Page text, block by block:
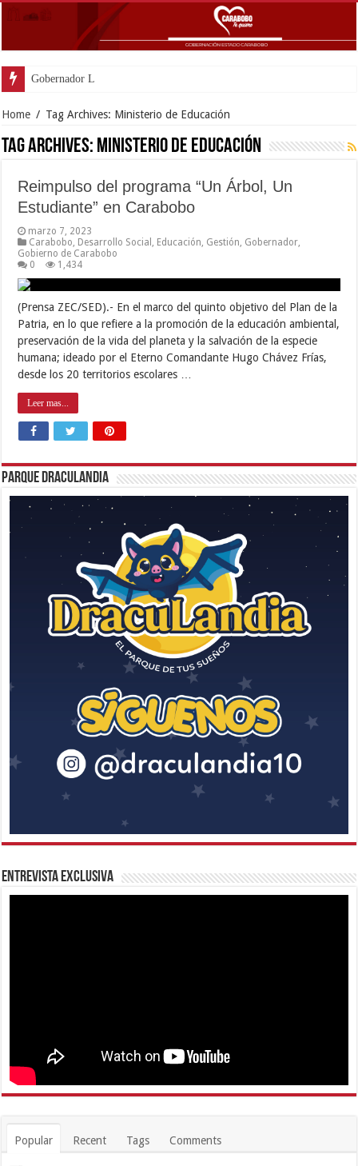
Gobernador Lacava y alcald
Home / Tag Archives: Ministerio de Educación
Tag Archives: Ministerio de Educación
Reimpulso del programa “Un Árbol, Un
Estudiante” en Carabobo
marzo 7, 2023
Carabobo Desarrollo Social Educación Gestión Gobernador
Gobierno de Carabobo
0
1,434
(Prensa ZEC/SED).- En el marco del quinto objetivo del Plan de la
Patria, en lo que refiere a la promoción de la educación ambiental,
preservación de la vida del planeta y la salvación de la especie
humana; ideado por el Eterno Comandante Hugo Chávez Frías,
desde los 20 territorios escolares …
Leer mas...
Parque Draculandia
Entrevista Exclusiva
Popular Recent Tags Comments